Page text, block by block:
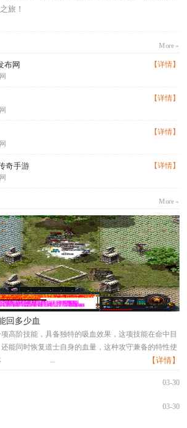
旅！
More »
布网 【详情】
【详情】
【详情】
奇手游 【详情】
More »
回多少血
高阶技能，具备独特的吸血效果，这项技能在命中目
能同时恢复道士自身的血量，这种攻守兼备的特性使
【详情】
03-30
03-30